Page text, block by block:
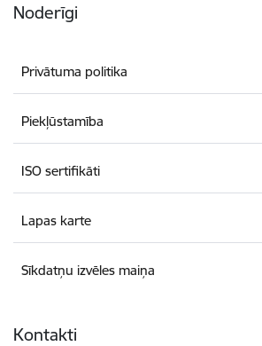
Noderīgi
Privātuma politika
Piekļūstamība
ISO sertifikāti
Lapas karte
Sīkdatņu izvēles maiņa
Kontakti